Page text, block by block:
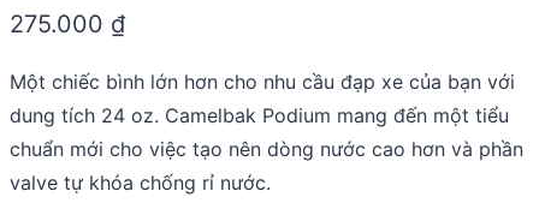
out
275.000 ₫
Một chiếc bình lớn hơn cho nhu cầu đạp xe của bạn với
dung tích 24 oz. Camelbak Podium mang đến một tiểu
chuẩn mới cho việc tạo nên dòng nước cao hơn và phần
valve tự khóa chống rỉ nước.